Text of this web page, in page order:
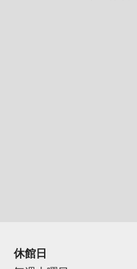
休館日